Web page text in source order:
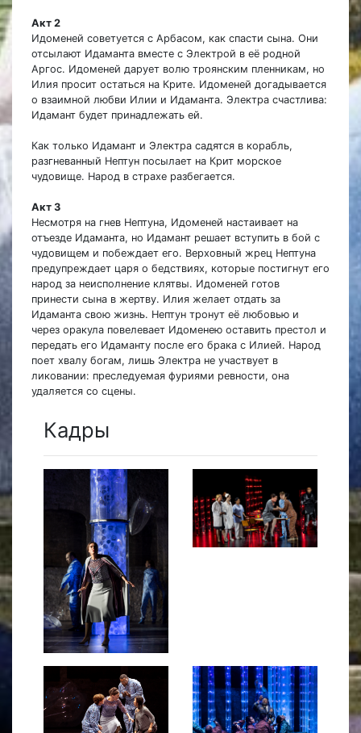
Акт 2
Идоменей советуется с Арбасом, как спасти сына. Они
отсылают Идаманта вместе с Электрой в её родной
Аргос. Идоменей дарует волю троянским пленникам, но
Илия просит остаться на Крите. Идоменей догадывается
о взаимной любви Илии и Идаманта. Электра счастлива:
Идамант будет принадлежать ей.
Как только Идамант и Электра садятся в корабль,
разгневанный Нептун посылает на Крит морское
чудовище. Народ в страхе разбегается.
Акт 3
Несмотря на гнев Нептуна, Идоменей настаивает на
отъезде Идаманта, но Идамант решает вступить в бой с
чудовищем и побеждает его. Верховный жрец Нептуна
предупреждает царя о бедствиях, которые постигнут его
народ за неисполнение клятвы. Идоменей готов
принести сына в жертву. Илия желает отдать за
Идаманта свою жизнь. Нептун тронут её любовью и
через оракула повелевает Идоменею оставить престол и
передать его Идаманту после его брака с Илией. Народ
поет хвалу богам, лишь Электра не участвует в
ликовании: преследуемая фуриями ревности, она
удаляется со сцены.
Кадры